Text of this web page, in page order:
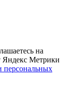
на
Яндекс Метрики
персональных